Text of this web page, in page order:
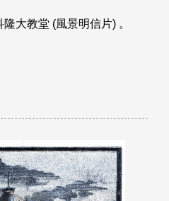
大教堂 (風景明信片) 。